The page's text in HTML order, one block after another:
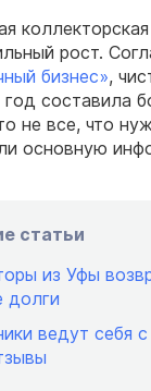
рост.
бизнес»,
составила
не все, что
основную
статьи
из Уфы
долги
ведут себя